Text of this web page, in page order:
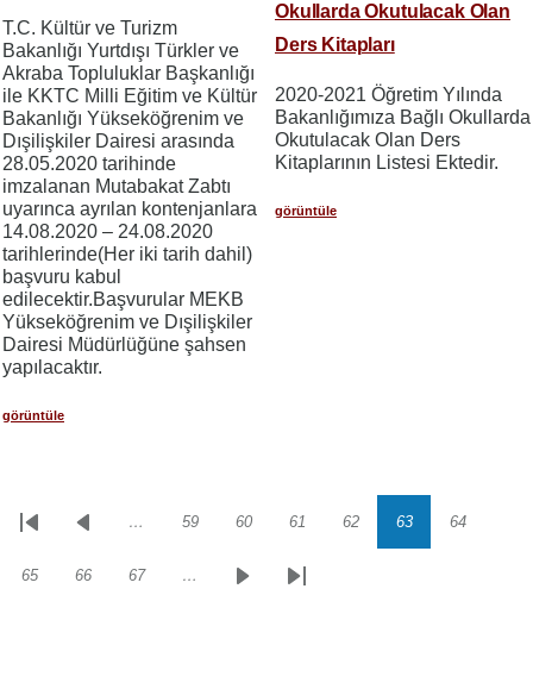
T.C. Kültür ve Turizm
Bakanlığı Yurtdışı Türkler ve
Akraba Topluluklar Başkanlığı
ile KKTC Milli Eğitim ve Kültür
Bakanlığı Yükseköğrenim ve
Dışilişkiler Dairesi arasında
28.05.2020 tarihinde
imzalanan Mutabakat Zabtı
uyarınca ayrılan kontenjanlara
14.08.2020 – 24.08.2020
tarihlerinde(Her iki tarih dahil)
başvuru kabul
edilecektir.Başvurular MEKB
Yükseköğrenim ve Dışilişkiler
Dairesi Müdürlüğüne şahsen
yapılacaktır.
görüntüle
Okullarda Okutulacak Olan
Ders Kitapları
2020-2021 Öğretim Yılında
Bakanlığımıza Bağlı Okullarda
Okutulacak Olan Ders
Kitaplarının Listesi Ektedir.
görüntüle
Sayfalama
İlk
Önceki… Sayfa
59 Sayfa
60 Sayfa
61 Sayfa
62 Sayfa
63 Sayfa
64
Sayfa
65 Sayfa
66 Sayfa
67 …
SonrakiSon